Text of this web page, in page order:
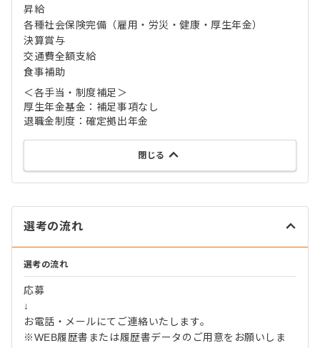
昇給
各種社会保険完備（雇用・労災・健康・厚生年金）
決算賞与
交通費全額支給
食事補助
＜各手当・制度補足＞
厚生年金基金：補足事項なし
退職金制度：確定拠出年金
閉じる
選考の流れ
選考の流れ
応募
↓
お電話・メールにてご連絡いたします。
※WEB履歴書または履歴書データのご用意をお願いしま